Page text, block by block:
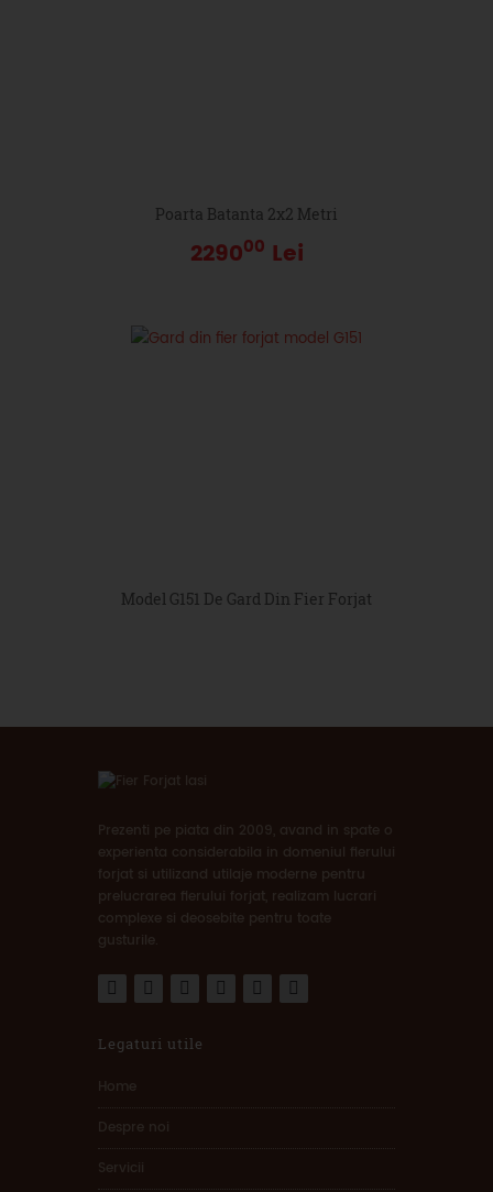
Poarta Batanta 2x2 Metri
229000 Lei
Model G151 De Gard Din Fier Forjat
Prezenti pe piata din 2009, avand in spate o
experienta considerabila in domeniul fierului
forjat si utilizand utilaje moderne pentru
prelucrarea fierului forjat, realizam lucrari
complexe si deosebite pentru toate
gusturile.
Legaturi utile
Home
Despre noi
Servicii